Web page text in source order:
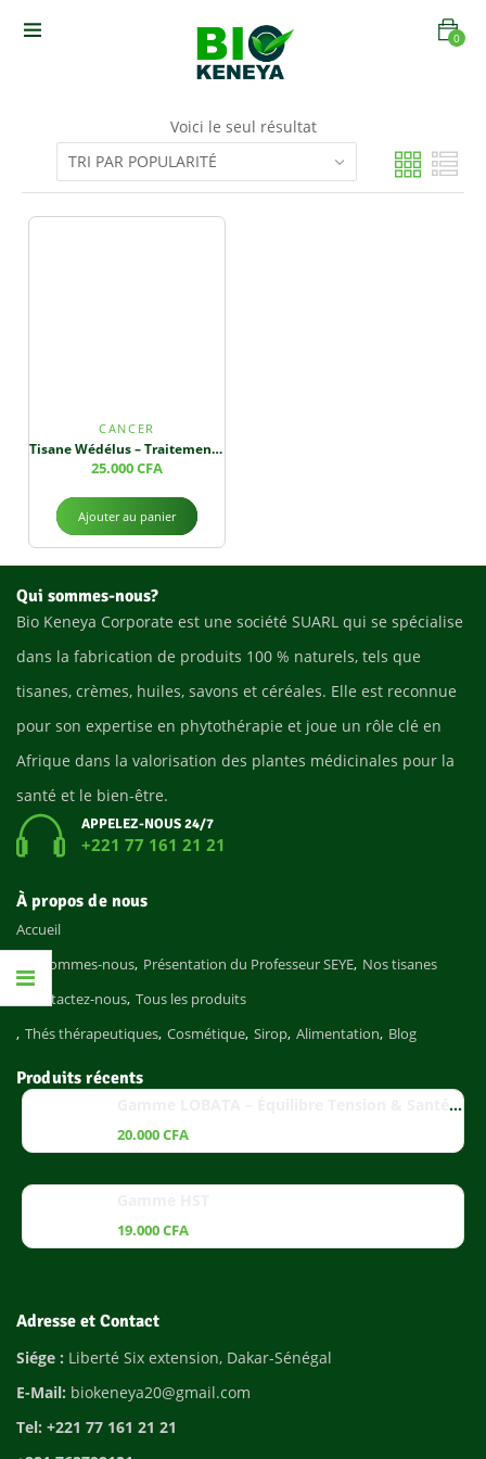
0
Voici le seul résultat
CANCER
Tisane Wédélus – Traitement du Cancer et des Infections
25.000CFA
Ajouter au panier
Qui sommes-nous?
Bio Keneya Corporate est une société SUARL qui se spécialise
dans la fabrication de produits 100 % naturels, tels que
tisanes, crèmes, huiles, savons et céréales. Elle est reconnue
pour son expertise en phytothérapie et joue un rôle clé en
Afrique dans la valorisation des plantes médicinales pour la
santé et le bien-être.
APPELEZ-NOUS 24/7
+221 77 161 21 21
À propos de nous
Accueil
Qui sommes-nous Présentation du Professeur SEYE Nos tisanes
Contactez-nous Tous les produits
Thés thérapeutiques Cosmétique Sirop Alimentation Blog
Produits récents
Gamme LOBATA – Équilibre Tension & Santé Cardiaque
20.000CFA
19.000CFA
Adresse et Contact
Siége : Liberté Six extension, Dakar-Sénégal
E-Mail: biokeneya20@gmail.com
Tel: +221 77 161 21 21